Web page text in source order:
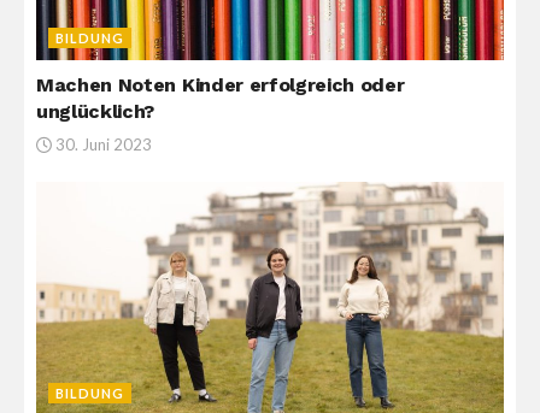
BILDUNG
Machen Noten Kinder erfolgreich oder
unglücklich?
30. Juni 2023
BILDUNG